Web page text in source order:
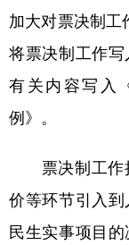
加大对票决制
将票决制工作
有关内容写入
例》。
票决制工作
价等环节引入
民生实事项目